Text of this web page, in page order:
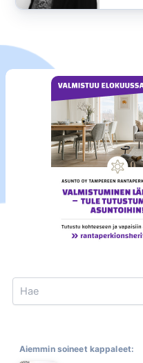
Search
Aiemmin soineet kappaleet: